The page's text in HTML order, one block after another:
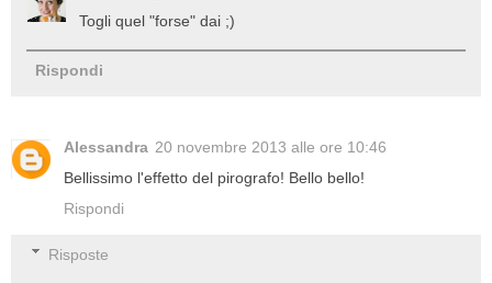
Togli quel "forse" dai ;)
Rispondi
Alessandra 20 novembre 2013 alle ore 10:46
Bellissimo l'effetto del pirografo! Bello bello!
Rispondi
Risposte